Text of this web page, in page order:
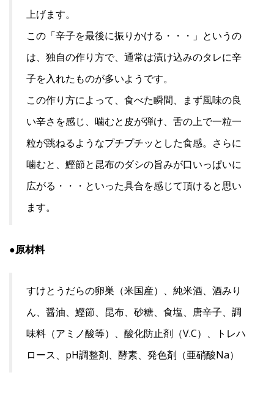
上げます。
この「辛子を最後に振りかける・・・」というの
は、独自の作り方で、通常は漬け込みのタレに辛
子を入れたものが多いようです。
この作り方によって、食べた瞬間、まず風味の良
い辛さを感じ、噛むと皮が弾け、舌の上で一粒一
粒が跳ねるようなプチプチッとした食感。さらに
噛むと、鰹節と昆布のダシの旨みが口いっぱいに
広がる・・・といった具合を感じて頂けると思い
ます。
●原材料
すけとうだらの卵巣（米国産）、純米酒、酒みり
ん、醤油、鰹節、昆布、砂糖、食塩、唐辛子、調
味料（アミノ酸等）、酸化防止剤（V.C）、トレハ
ロース、pH調整剤、酵素、発色剤（亜硝酸Na）